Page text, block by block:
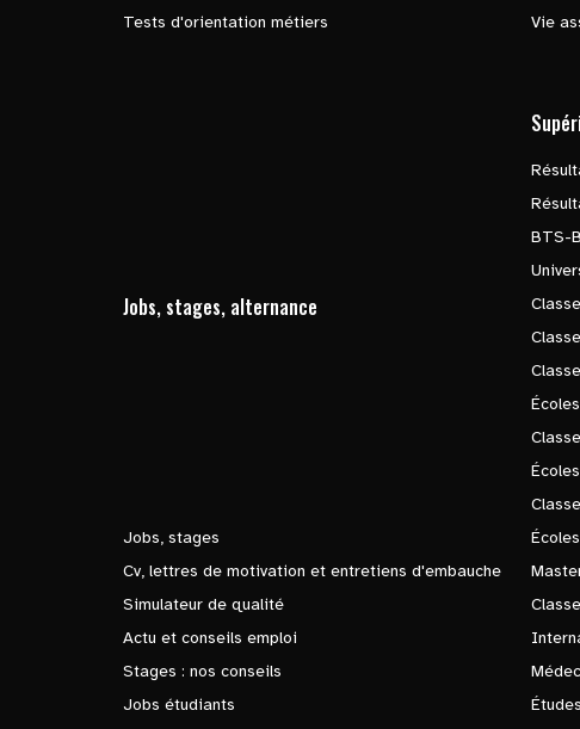
Tests d'orientation métiers
Vie
Jobs, stages, alternance
Jobs, stages
Cv, lettres de motivation et entretiens d'embauche
Simulateur de qualité
Actu et conseils emploi
Stages : nos conseils
Jobs étudiants
BTS-